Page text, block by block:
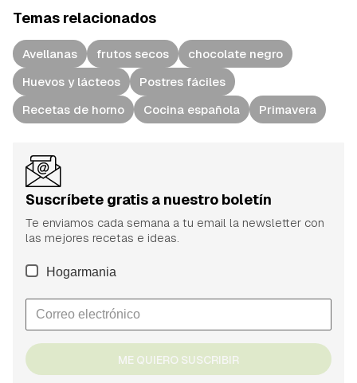
Temas relacionados
Avellanas frutos secos
chocolate negro
Huevos y lácteos
Postres fáciles
Recetas de horno
Cocina española Primavera
Suscríbete gratis a nuestro boletín
Te enviamos cada semana a tu email la newsletter con
las mejores recetas e ideas.
Hogarmania
ME QUIERO SUSCRIBIR